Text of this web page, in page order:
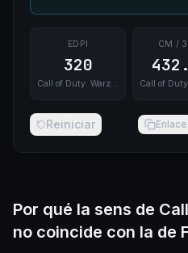
EDPI
320
Call of Duty: Warzone
CM /
Reiniciar Enlace
Por qué la sens de
no coincide con la de